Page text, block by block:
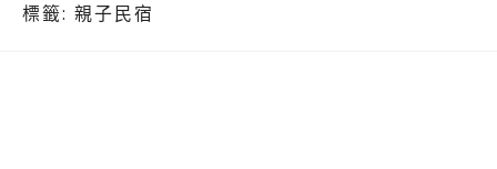
標籤: 親子民宿